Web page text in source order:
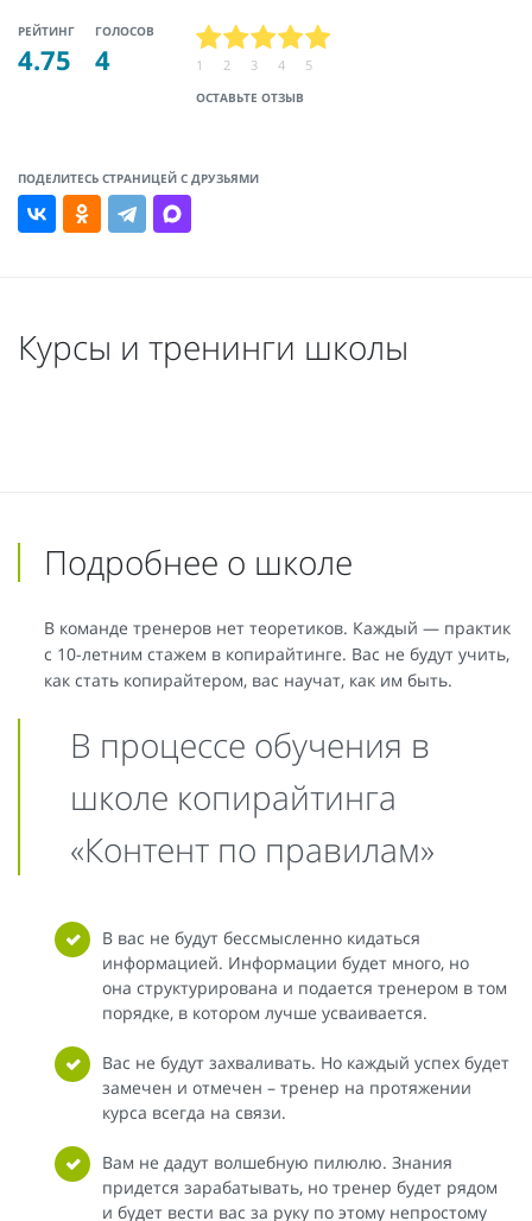
РЕЙТИНГ
4.75
ГОЛОСОВ
4
ОСТАВЬТЕ ОТЗЫВ
1 2 3 4 5
ПОДЕЛИТЕСЬ СТРАНИЦЕЙ С ДРУЗЬЯМИ
Курсы и тренинги школы
Подробнее о школе
В команде тренеров нет теоретиков. Каждый — практик
с 10-летним стажем в копирайтинге. Вас не будут учить,
как стать копирайтером, вас научат, как им быть.
В процессе обучения в
школе копирайтинга
«Контент по правилам»
В вас не будут бессмысленно кидаться
информацией. Информации будет много, но
она структурирована и подается тренером в том
порядке, в котором лучше усваивается.
Вас не будут захваливать. Но каждый успех будет
замечен и отмечен – тренер на протяжении
курса всегда на связи.
Вам не дадут волшебную пилюлю. Знания
придется зарабатывать, но тренер будет рядом
и будет вести вас за руку по этому непростому